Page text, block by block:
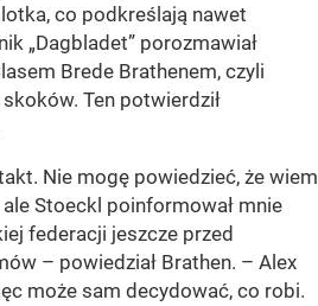
co podkreślają nawet
„Dagbladet” porozmawiał
Brede Brathenem, czyli
Ten potwierdził
Nie mogę powiedzieć, że wiem
Stoeckl poinformował mnie
federacji jeszcze przed
– powiedział Brathen. – Alex
może sam decydować, co robi.